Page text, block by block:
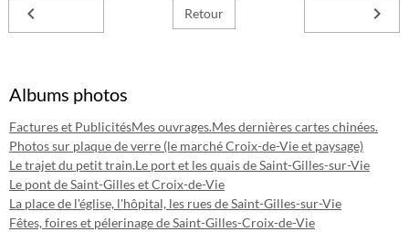
Retour
Albums photos
Factures et PublicitésMes ouvrages.Mes dernières cartes chinées.
Photos sur plaque de verre (le marché Croix-de-Vie et paysage)
Le trajet du petit train.Le port et les quais de Saint-Gilles-sur-Vie
Le pont de Saint-Gilles et Croix-de-Vie
La place de l'église, l'hôpital, les rues de Saint-Gilles-sur-Vie
Fêtes, foires et pélerinage de Saint-Gilles-Croix-de-Vie